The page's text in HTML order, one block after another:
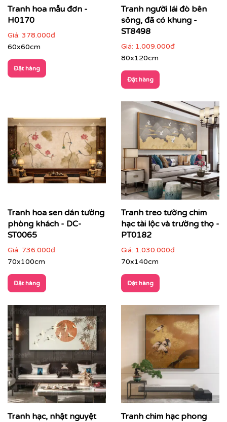
Tranh Indochine phù hợp với nhiều loại không gian:
: tạo điểm nhấn sang trọng, ấm áp, dễ
thu hút ánh nhìn ngay từ cửa ra vào.
✔ Phòng ngủ: nhẹ nhàng, thư thái, giúp không gian
nghỉ ngơi thêm tinh tế.
Tranh hoa mẫu đơn -
H0170
Giá: 378.000đ
60x60cm
Đặt hàng
Tranh người lái đò bên
sông, đã có khung -
ST8498
Giá: 1.009.000đ
80x120cm
Đặt hàng
Tranh hoa sen dán tường
phòng khách - DC-
ST0065
Giá: 736.000đ
70x100cm
Đặt hàng
Tranh treo tường chim
hạc tài lộc và trường thọ -
PT0182
Giá: 1.030.000đ
70x140cm
Đặt hàng
Tranh hạc, nhật nguyệt
Tranh chim hạc phong